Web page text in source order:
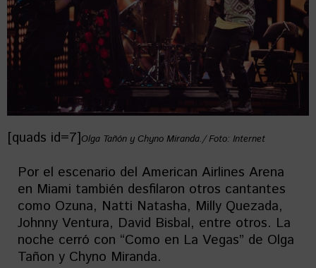
[quads id=7]Olga Tañón y Chyno Miranda./ Foto: Internet
Por el escenario del American Airlines Arena
en Miami también desfilaron otros cantantes
como Ozuna, Natti Natasha, Milly Quezada,
Johnny Ventura, David Bisbal, entre otros. La
noche cerró con “Como en La Vegas” de Olga
Tañon y Chyno Miranda.